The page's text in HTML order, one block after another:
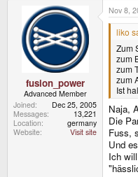
fusion_power
Advanced Member
Joined
Dec 25, 2005
Messages
13,221
Location
germany
Website
Visit site
Nov 8,
liko
Zum
zum
zum
zum
Ist
Naja,
Die
Fuss,
Und
Ich